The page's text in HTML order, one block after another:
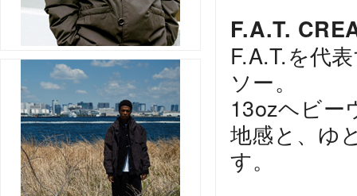
F.A.T.
F.A.T.を代
ソー。
13ozヘビー
地感と、ゆ
す。